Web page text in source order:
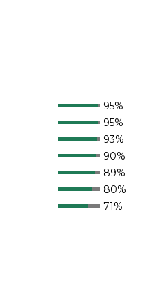
95%
95%
93%
90%
89%
80%
71%